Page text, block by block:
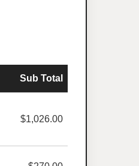
Sub Total
$1,026.00